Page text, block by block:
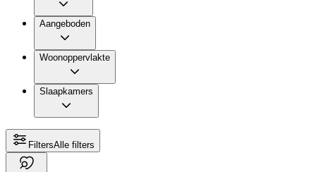
Aangeboden
Woonoppervlakte
Slaapkamers
FiltersAlle filters